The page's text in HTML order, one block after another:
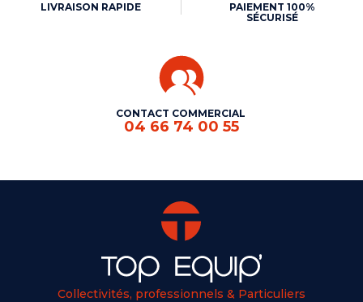
LIVRAISON RAPIDE
PAIEMENT 100%
SÉCURISÉ
CONTACT COMMERCIAL
04 66 74 00 55
Collectivités, professionnels & Particuliers